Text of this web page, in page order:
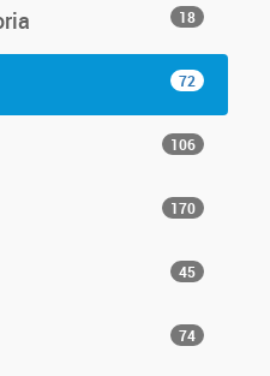
18
72
106
170
45
74